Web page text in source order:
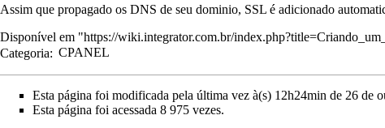
Assim que propagado os DNS de seu dominio, SSL é adicionado
Disponível em "https://wiki.integrator.com.br/
Categoria: CPANEL
Esta página foi modificada pela última vez à(s) 12h24min de 26 de
Esta página foi acessada 8 975 vezes.